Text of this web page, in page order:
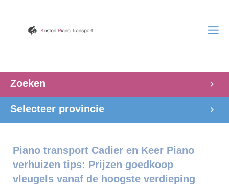
Zoeken
Selecteer provincie
Piano transport Cadier en Keer Piano
verhuizen tips: Prijzen goedkoop
vleugels vanaf de hoogste verdieping